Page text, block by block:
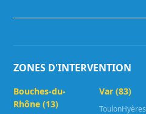
ZONES D'INTERVENTION
Bouches-du-
Rhône (13)
Var (83)
ToulonHyères